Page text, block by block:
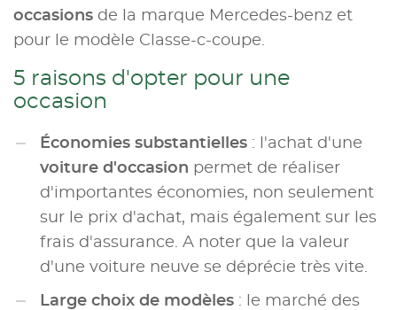
occasions de la marque Mercedes-benz et
pour le modèle Classe-c-coupe.
5 raisons d'opter pour une
occasion
Économies substantielles : l'achat d'une
voiture d'occasion permet de réaliser
d'importantes économies, non seulement
sur le prix d'achat, mais également sur les
frais d'assurance. A noter que la valeur
d'une voiture neuve se déprécie très vite.
Large choix de modèles : le marché des